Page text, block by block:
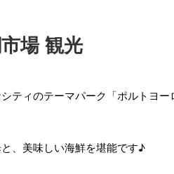
場 観光
ティのテーマパーク「ポルトヨー
、美味しい海鮮を堪能です♪